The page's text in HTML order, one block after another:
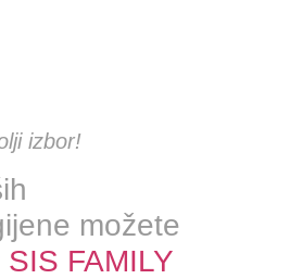
izbor!
možete
SIS FAMILY